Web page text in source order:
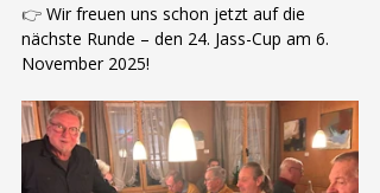
👉 Wir freuen uns schon jetzt auf die
nächste Runde – den 24. Jass-Cup am 6.
November 2025!